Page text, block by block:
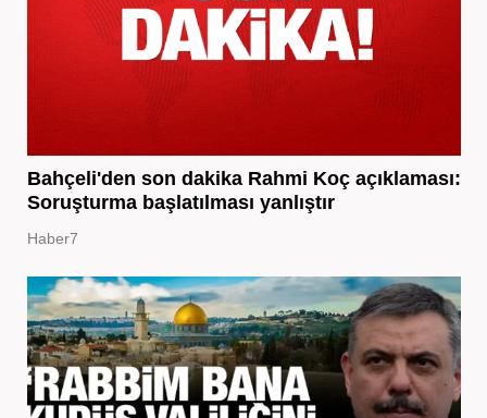
Bahçeli'den son dakika Rahmi Koç açıklaması:
Soruşturma başlatılması yanlıştır
Haber7